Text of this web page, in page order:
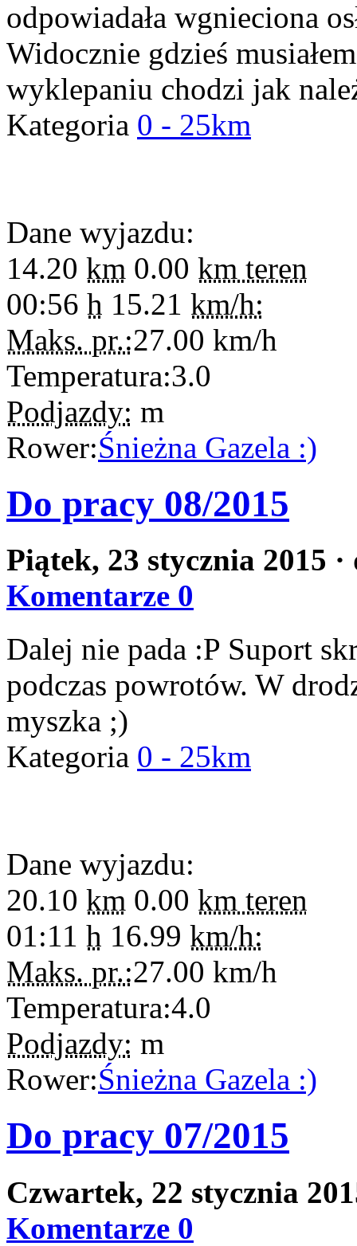
odpowiadała wgnieciona
Widocznie gdzieś
wyklepaniu chodzi jak
Kategoria 0 - 25km
Dane wyjazdu:
14.20 km 0.00 km teren
00:56 h 15.21 km/h:
Maks. pr.:27.00 km/h
Temperatura:3.0
Podjazdy: m
Rower:Śnieżna Gazela :)
Do pracy 08/2015
Piątek, 23 stycznia 2015
Komentarze 0
Dalej nie pada :P Suport
podczas powrotów. W
myszka ;)
Kategoria 0 - 25km
Dane wyjazdu:
20.10 km 0.00 km teren
01:11 h 16.99 km/h:
Maks. pr.:27.00 km/h
Temperatura:4.0
Podjazdy: m
Rower:Śnieżna Gazela :)
Do pracy 07/2015
Czwartek, 22 stycznia
Komentarze 0